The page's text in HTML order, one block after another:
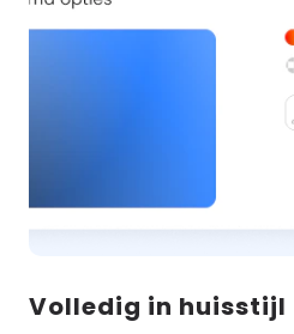
Volledig in huisstijl